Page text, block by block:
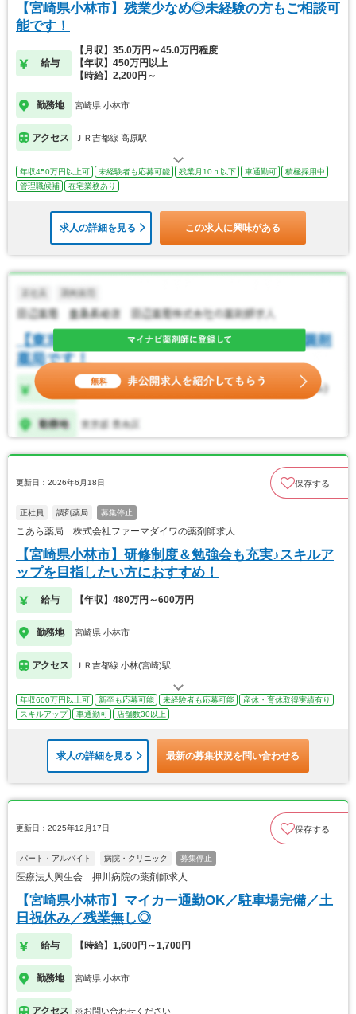
【宮崎県小林市】残業少なめ◎未経験の方もご相談可
能です！
給与
【月収】35.0万円～45.0万円程度
【年収】450万円以上
【時給】2,200円～
勤務地 宮崎県 小林市
アクセス ＪＲ吉都線 高原駅
年収450万円以上可 未経験者も応募可能 残業月10ｈ以下 車通勤可
積極採用中
管理職候補
在宅業務あり
求人の詳細を見る この求人に興味がある
更新日：2026年6月18日 保存する
正社員 調剤薬局 募集停止
こあら薬局 株式会社ファーマダイワの薬剤師求人
【宮崎県小林市】研修制度＆勉強会も充実♪スキルア
ップを目指したい方におすすめ！
給与 【年収】480万円～600万円
勤務地 宮崎県 小林市
アクセス ＪＲ吉都線 小林(宮崎)駅
年収600万円以上可 新卒も応募可能 未経験者も応募可能
産休・育休取得実績有り
スキルアップ
車通勤可 店舗数30以上
求人の詳細を見る 最新の募集状況を問い合わせる
更新日：2025年12月17日 保存する
パート・アルバイト 病院・クリニック 募集停止
医療法人興生会 押川病院の薬剤師求人
【宮崎県小林市】マイカー通勤OK／駐車場完備／土
日祝休み／残業無し◎
給与 【時給】1,600円～1,700円
勤務地 宮崎県 小林市
アクセス ※お問い合わせください